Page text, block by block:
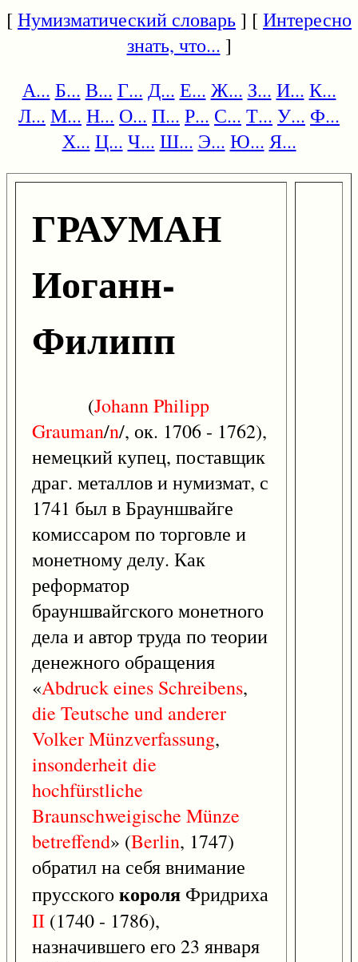
[Нумизматический словарь] [Интересно
знать, что... ]
А... Б... В... Г... Д... Е... Ж... З... И... К...
Л... М... Н... О... П... Р... С... Т... У... Ф...
Х... Ц... Ч... Ш... Э... Ю... Я...
ГРАУМАН
Иоганн-
Филипп
(JohannPhilipp
Grauman/n/, ок. 1706 - 1762),
немецкий купец, поставщик
драг. металлов и нумизмат, с
1741 был в Брауншвайге
комиссаром по торговле и
монетному делу. Как
реформатор
брауншвайгского монетного
дела и автор труда по теории
денежного обращения
«Abdruckeines Schreibens,
die Teutsche und anderer
VolkerMünzverfassung,
insonderheitdie
hochfürstliche
Braunschweigische Münze
betreffend» (Berlin, 1747)
обратил на себя внимание
прусского короля Фридриха
II (1740 - 1786),
назначившего его 23 января